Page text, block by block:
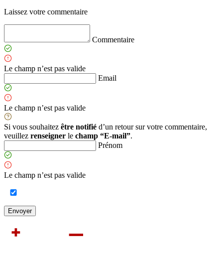
Laissez votre commentaire
Commentaire
Le champ n’est pas valide
Email
Le champ n’est pas valide
Si vous souhaitez être notifié d’un retour sur votre commentaire,
veuillez renseigner le champ “E-mail”.
Prénom
Le champ n’est pas valide